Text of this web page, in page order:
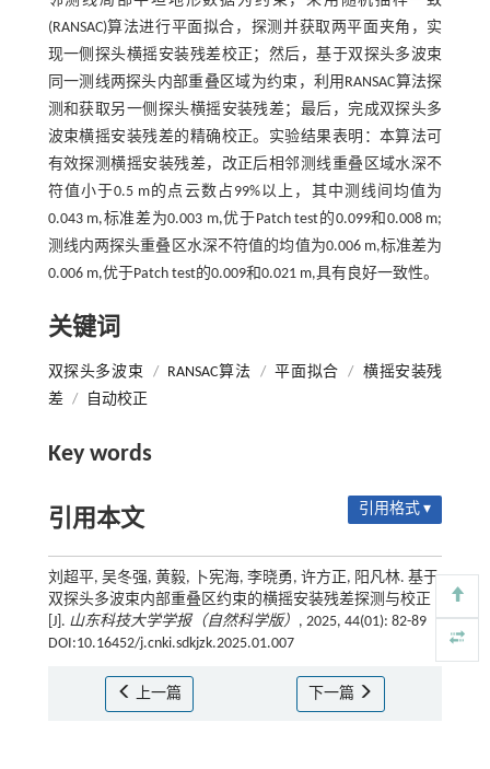
(RANSAC)算法进行平面拟合，探测并获取两平面夹角，实
现一侧探头横摇安装残差校正；然后，基于双探头多波束
同一测线两探头内部重叠区域为约束，利用RANSAC算法探
测和获取另一侧探头横摇安装残差；最后，完成双探头多
波束横摇安装残差的精确校正。实验结果表明：本算法可
有效探测横摇安装残差，改正后相邻测线重叠区域水深不
符值小于0.5 m的点云数占99%以上，其中测线间均值为
0.043 m,标准差为0.003 m,优于Patch test的0.099和0.008 m;
测线内两探头重叠区水深不符值的均值为0.006 m,标准差为
0.006 m,优于Patch test的0.009和0.021 m,具有良好一致性。
关键词
双探头多波束 / RANSAC算法 / 平面拟合 / 横摇安装残
差 / 自动校正
Key words
引用本文 引用格式 ▾
刘超平, 吴冬强, 黄毅, 卜宪海, 李晓勇, 许方正, 阳凡林. 基于
双探头多波束内部重叠区约束的横摇安装残差探测与校正
[J]. 山东科技大学学报（自然科学版） , 2025, 44(01): 82-89
DOI:10.16452/j.cnki.sdkjzk.2025.01.007
上一篇 下一篇